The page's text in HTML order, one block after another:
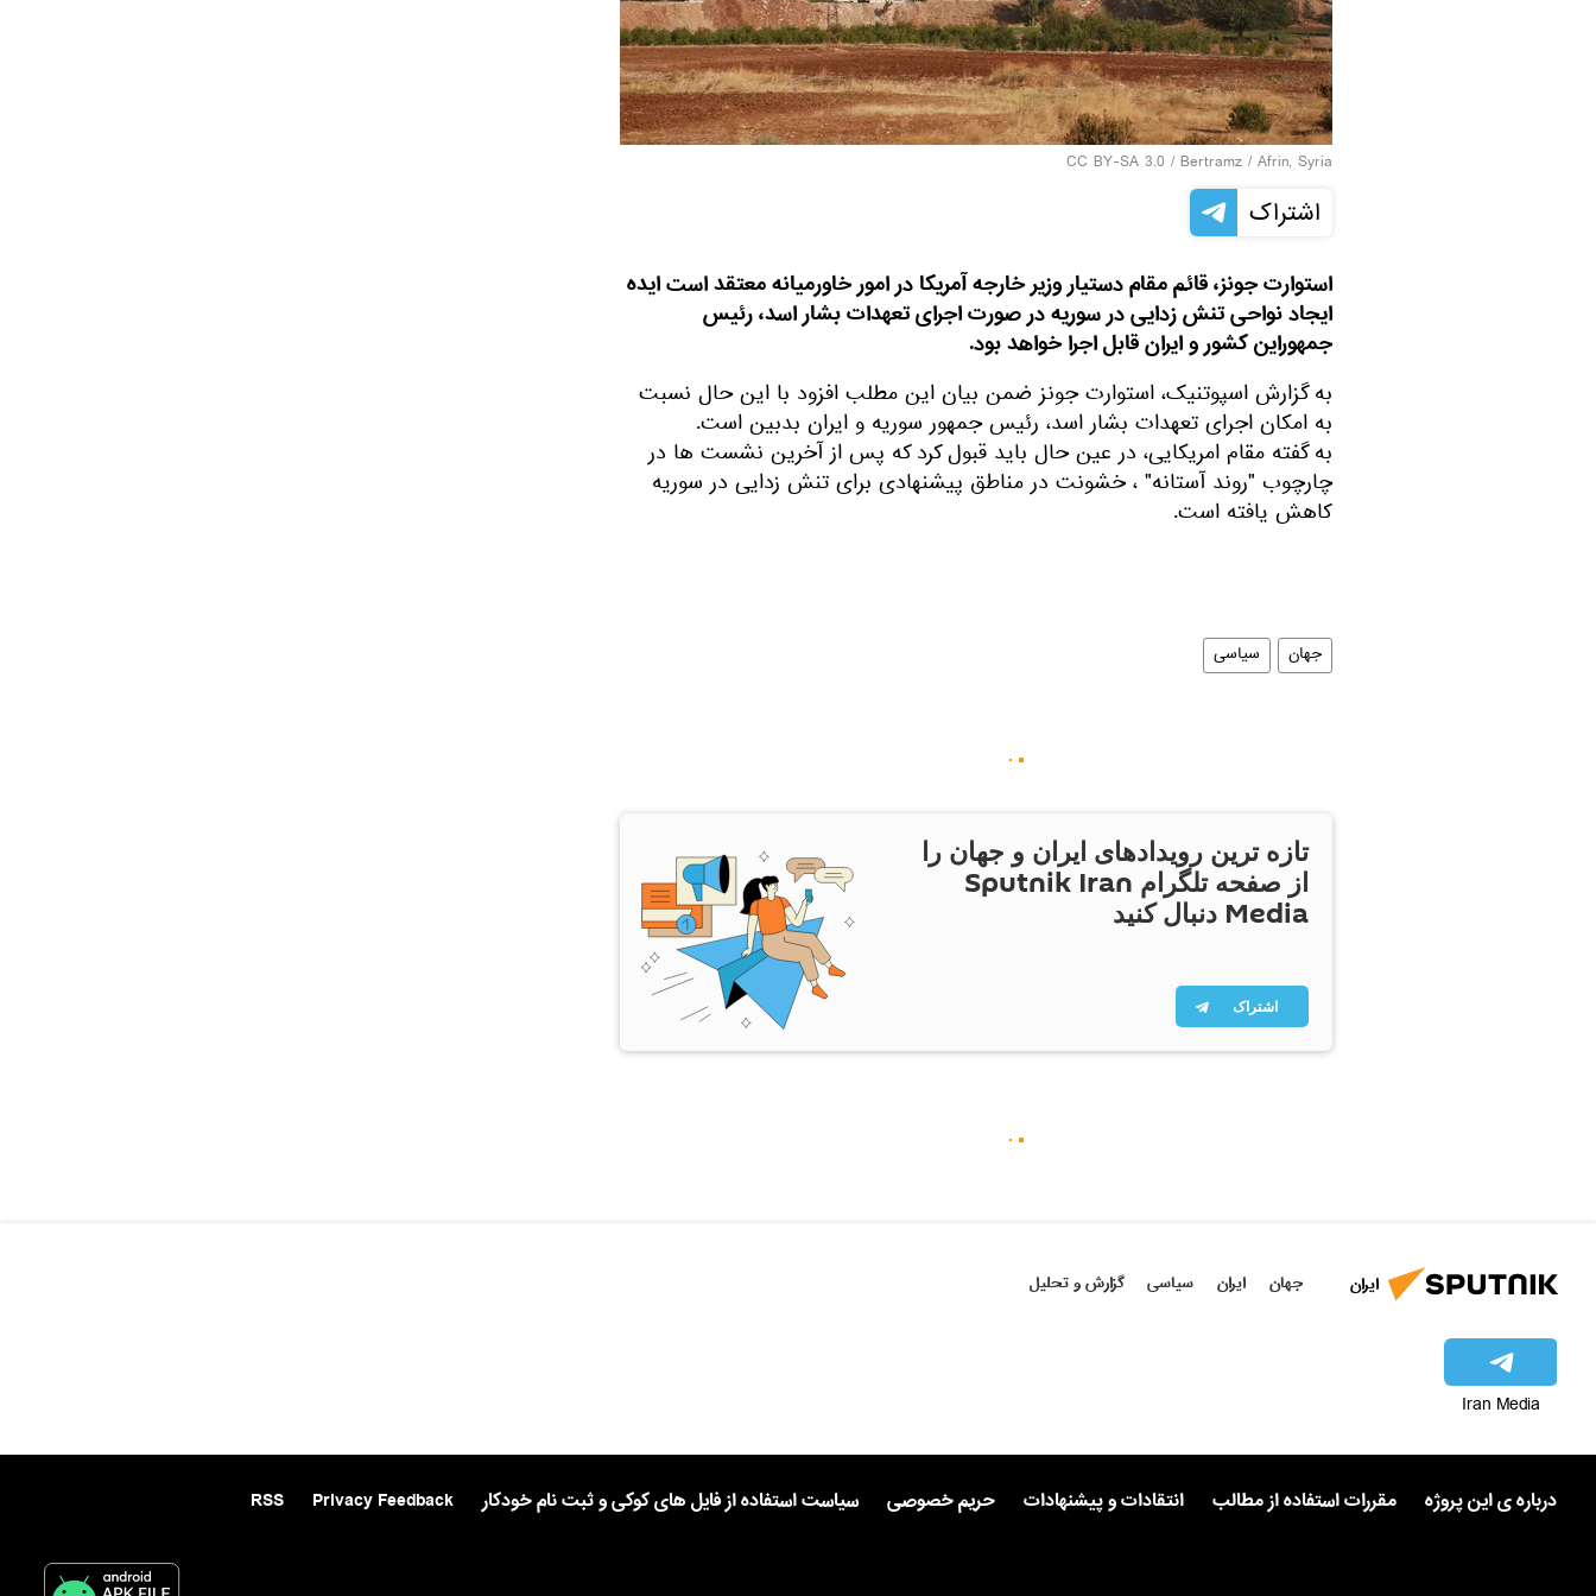
CC BY-SA 3.0 / Bertramz / Afrin, Syria
اشتراک
استوارت جونز، قائم مقام دستیار وزیر خارجه آمریکا در امور خاورمیانه معتقد است ایده
ایجاد نواحی تنش زدایی در سوریه در صورت اجرای تعهدات بشار اسد، رئیس
جمهوراین کشور و ایران قابل اجرا خواهد بود.
به گزارش اسپوتنیک، استوارت جونز ضمن بیان این مطلب افزود با این حال نسبت
به امکان اجرای تعهدات بشار اسد، رئیس جمهور سوریه و ایران بدبین است.
به گفته مقام امریکایی، در عین حال باید قبول کرد که پس از آخرین نشست ها در
چارچوب "روند آستانه" ، خشونت در مناطق پیشنهادی برای تنش زدایی در سوریه
کاهش یافته است.
جهان سیاسی
تازه ترین رویدادهای ایران و جهان را
از صفحه تلگرام Sputnik Iran
Media دنبال کنید
اشتراک
ایران جهان ایران سیاسی گزارش و تحلیل
Iran Media
درباره ی این پروژه مقررات استفاده از مطالب انتقادات و پیشنهادات حریم خصوصی سیاست استفاده از فایل های کوکی و ثبت نام خودکار Privacy Feedback
RSS